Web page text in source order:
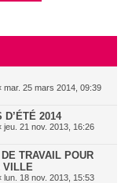
mar. 25 mars 2014, 09:39
D’ÉTÉ 2014
jeu. 21 nov. 2013, 16:26
TRAVAIL POUR
VILLE
lun. 18 nov. 2013, 15:53